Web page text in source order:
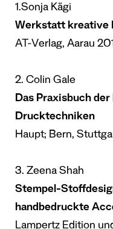
1.Sonja Kägi
Werkstatt kreative
AT-Verlag, Aarau
2. Colin Gale
Das Praxisbuch
Drucktechniken
Haupt; Bern,
3. Zeena Shah
Stempel-
handbedruckte